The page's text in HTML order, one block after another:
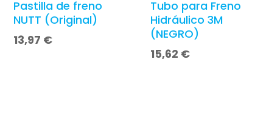
Pastilla de freno
NUTT (Original)
13,97 €
Tubo para Freno
Hidráulico 3M
(NEGRO)
15,62 €